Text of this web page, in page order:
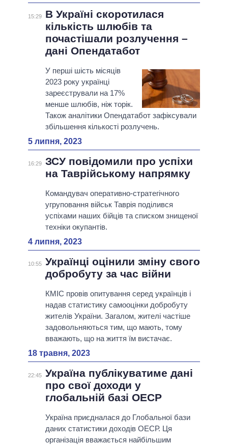
15:29
В Україні скоротилася
кількість шлюбів та
почастішали розлучення –
дані Опендатабот
У перші шість місяців
2023 року українці
зареєстрували на 17%
менше шлюбів, ніж торік.
Також аналітики Опендатабот зафіксували
збільшення кількості розлучень.
5 липня, 2023
16:29 ЗСУ повідомили про успіхи
на Таврійському напрямку
Командувач оперативно-стратегічного
угруповання військ Таврія поділився
успіхами наших бійців та списком знищеної
техніки окупантів.
4 липня, 2023
10:55 Українці оцінили зміну свого
добробуту за час війни
КМІС провів опитування серед українців і
надав статистику самооцінки добробуту
жителів України. Загалом, жителі частіше
задовольняються тим, що мають, тому
вважають, що на життя їм вистачає.
18 травня, 2023
22:45 Україна публікуватиме дані
про свої доходи у
глобальній базі ОЕСР
Україна приєдналася до Глобальної бази
даних статистики доходів ОЕСР. Ця
організація вважається найбільшим